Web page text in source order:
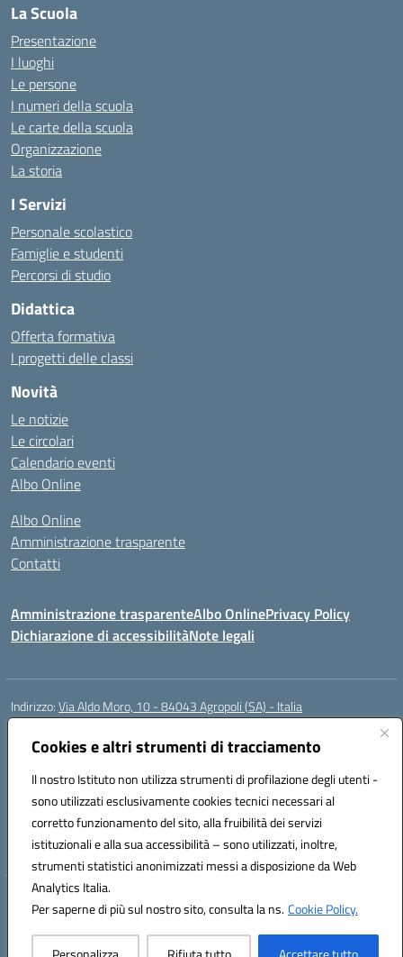
Cookies e altri strumenti di tracciamento
Il nostro Istituto non utilizza strumenti di profilazione degli utenti -
sono utilizzati esclusivamente cookies tecnici necessari al
corretto funzionamento del sito, alla fruibilità dei servizi
istituzionali e alla sua accessibilità – sono utilizzati, inoltre,
strumenti statistici anonimizzati messi a disposizione da Web
Analytics Italia.
Per saperne di più sul nostro sito, consulta la ns.Cookie Policy.
La Scuola
Presentazione
I luoghi
Le persone
I numeri della scuola
Le carte della scuola
Organizzazione
La storia
I Servizi
Personale scolastico
Famiglie e studenti
Percorsi di studio
Didattica
Offerta formativa
I progetti delle classi
Novità
Le notizie
Le circolari
Calendario eventi
Albo Online
Albo Online
Amministrazione trasparente
Contatti
Amministrazione trasparenteAlbo OnlinePrivacy Policy
Dichiarazione di accessibilitàNote legali
Indirizzo:Via Aldo Moro, 10 - 84043 Agropoli (SA) - Italia
Centralino:
Posta elettronica certificata (PEC):saic8at00d@pec.istruzione.it
Codice fiscale: 90009620650
Codice meccanografico:SAIC8AT00D
Codice Indice delle Pubbliche Amministrazioni (IPA): istsc_saic8at00d
Codice unico di fatturazione (CUF): UF1K7E
Hosting & Powered by 3D Solution S.r.l.
Concept & Design by Designers Italia